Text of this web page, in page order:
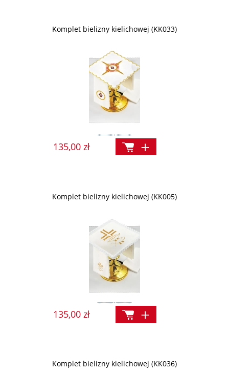
Komplet bielizny kielichowej (KK033)
135,00 zł
Komplet bielizny kielichowej (KK005)
135,00 zł
Komplet bielizny kielichowej (KK036)